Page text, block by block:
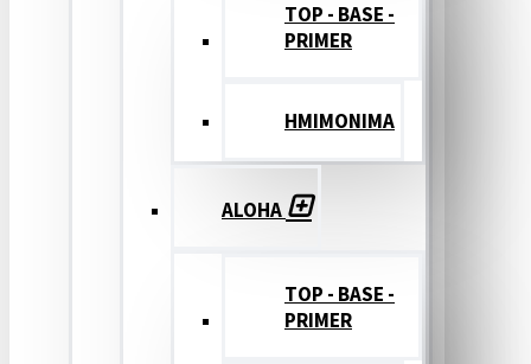
TOP - BASE -
PRIMER
ΗΜΙΜΟΝΙΜΑ
ALOHA
TOP - BASE -
PRIMER